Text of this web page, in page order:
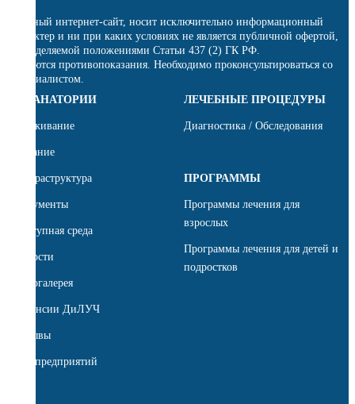
Данный интернет-сайт, носит исключительно информационный
характер и ни при каких условиях не является публичной офертой,
определяемой положениями Статьи 437 (2) ГК РФ.
Имеются противопоказания. Необходимо проконсультироваться со
специалистом.
О САНАТОРИИ
Проживание
Питание
Инфраструктура
Документы
Доступная среда
Новости
Фотогалерея
Вакансии ДиЛУЧ
Отзывы
Для предприятий
ЛЕЧЕБНЫЕ ПРОЦЕДУРЫ
Диагностика / Обследования
ПРОГРАММЫ
Программы лечения для
взрослых
Программы лечения для детей и
подростков